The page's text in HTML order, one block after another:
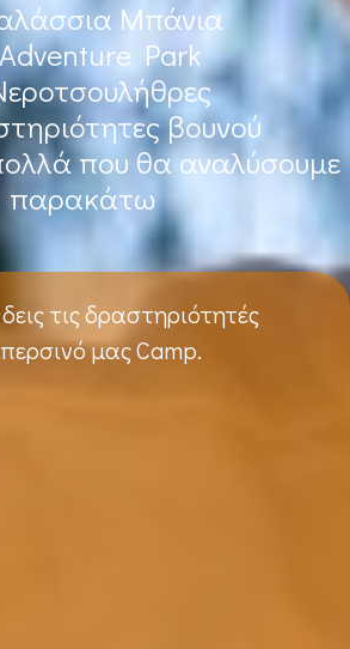
Μπάνια
Park
βουνού
που θα αναλύσουμε
παρακάτω
τις δραστηριότητές
μας Camp.